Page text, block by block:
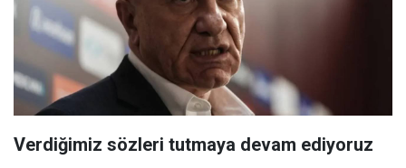
Verdiğimiz sözleri tutmaya devam ediyoruz